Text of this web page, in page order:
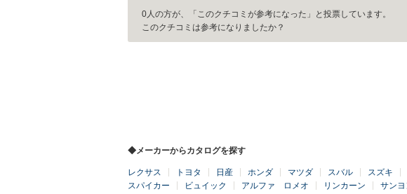
0人の方が、「このクチコミが参考になった」と投票しています。
このクチコミは参考になりましたか？
◆メーカーからカタログを探す
レクサス トヨタ 日産 ホンダ マツダ スバル スズキ
スパイカー
ビュイック アルファ ロメオ リンカーン サンヨ